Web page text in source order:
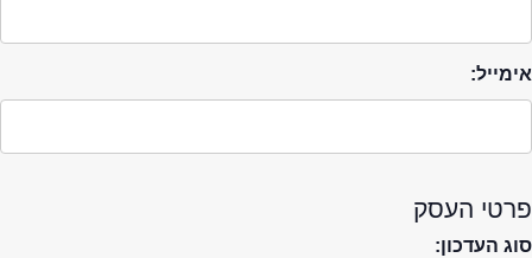
אימייל:
פרטי העסק
סוג העדכון: